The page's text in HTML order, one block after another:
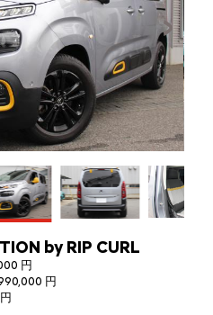
by RIP CURL
円
円